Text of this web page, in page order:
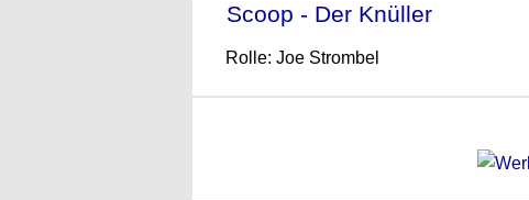
Scoop - Der Knüller
Rolle: Joe Strombel